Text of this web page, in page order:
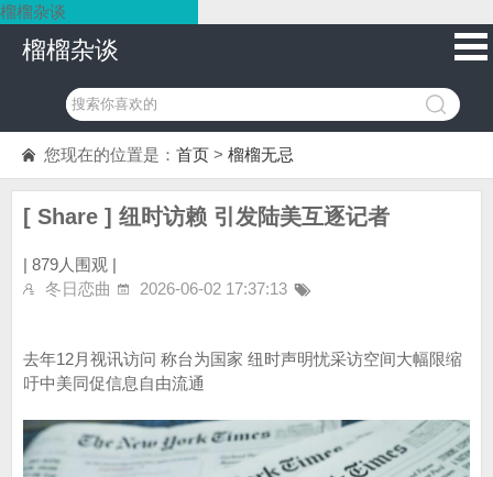
榴榴杂谈
榴榴杂谈
您现在的位置是： 首页 > 榴榴无忌
[ Share ] 纽时访赖 引发陆美互逐记者
| 879人围观 |
冬日恋曲
2026-06-02 17:37:13
去年12月视讯访问 称台为国家 纽时声明忧采访空间大幅限缩
吁中美同促信息自由流通